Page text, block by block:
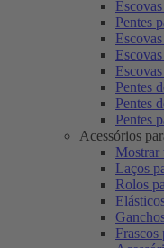
Pentes
Pentes
Pentes
Pentes
Acessórios
Mostrar
Laços
Rolos
Frascos